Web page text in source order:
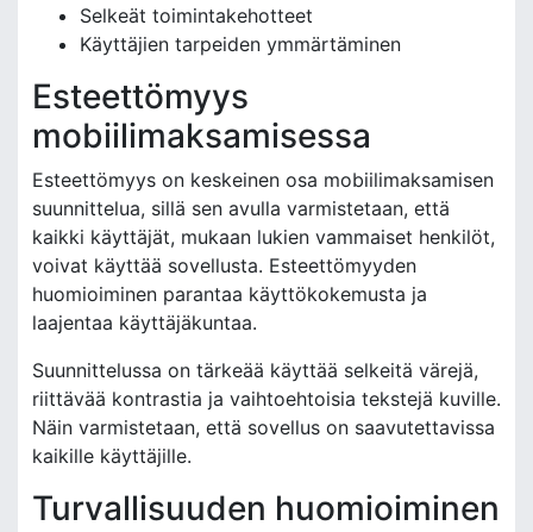
Selkeät toimintakehotteet
Käyttäjien tarpeiden ymmärtäminen
Esteettömyys
mobiilimaksamisessa
Esteettömyys on keskeinen osa mobiilimaksamisen
suunnittelua, sillä sen avulla varmistetaan, että
kaikki käyttäjät, mukaan lukien vammaiset henkilöt,
voivat käyttää sovellusta. Esteettömyyden
huomioiminen parantaa käyttökokemusta ja
laajentaa käyttäjäkuntaa.
Suunnittelussa on tärkeää käyttää selkeitä värejä,
riittävää kontrastia ja vaihtoehtoisia tekstejä kuville.
Näin varmistetaan, että sovellus on saavutettavissa
kaikille käyttäjille.
Turvallisuuden huomioiminen